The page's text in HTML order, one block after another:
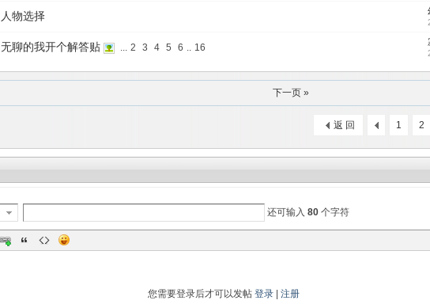
人物选择
无聊的我开个解答贴 ... 2 3 4 5 6 .. 16
下一页 »
1 2
返 回
还可输入 80 个字符
您需要登录后才可以发帖 登录 注册